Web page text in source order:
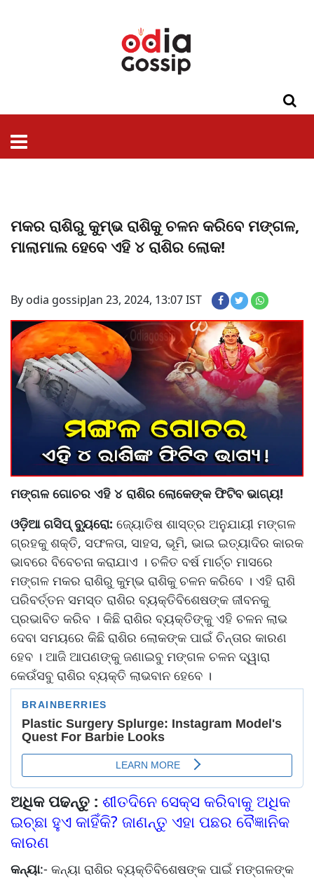
ମକର ରାଶିରୁ କୁମ୍ଭ ରାଶିକୁ ଚଳନ କରିବେ ମଙ୍ଗଳ,
ମାଲାମାଲ ହେବେ ଏହି ୪ ରାଶିର ଲୋକ!
By odia gossipJan 23, 2024, 13:07 IST
ମଙ୍ଗଳ ଗୋଚର ଏହି ୪ ରାଶିର ଲୋକେଙ୍କ ଫିଟିବ ଭାଗ୍ୟ!
ଓଡ଼ିଆ ଗସିପ୍ ବ୍ୟୁରୋ: ଜ୍ୟୋତିଷ ଶାସ୍ତ୍ର ଅନୁଯାୟୀ ମଙ୍ଗଳ
ଗ୍ରହକୁ ଶକ୍ତି, ସଫଳତା, ସାହସ, ଭୂମି, ଭାଇ ଇତ୍ୟାଦିର କାରକ
ଭାବରେ ବିବେଚନା କରାଯାଏ । ଚଳିତ ବର୍ଷ ମାର୍ଚ୍ଚ ମାସରେ
ମଙ୍ଗଳ ମକର ରାଶିରୁ କୁମ୍ଭ ରାଶିକୁ ଚଳନ କରିବେ । ଏହି ରାଶି
ପରିବର୍ତ୍ତନ ସମସ୍ତ ରାଶିର ବ୍ୟକ୍ତିବିଶେଷଙ୍କ ଜୀବନକୁ
ପ୍ରଭାବିତ କରିବ । କିଛି ରାଶିର ବ୍ୟକ୍ତିଙ୍କୁ ଏହି ଚଳନ ଲାଭ
ଦେବା ସମୟରେ କିଛି ରାଶିର ଲୋକଙ୍କ ପାଇଁ ଚିନ୍ତାର କାରଣ
ହେବ । ଆଜି ଆପଣଙ୍କୁ ଜଣାଇବୁ ମଙ୍ଗଳ ଚଳନ ଦ୍ୱାରା
କେଉଁସବୁ ରାଶିର ବ୍ୟକ୍ତି ଲାଭବାନ ହେବେ ।
ଅଧିକ ପଢନ୍ତୁ : ଶୀତଦିନେ ସେକ୍ସ କରିବାକୁ ଅଧିକ
ଇଚ୍ଛା ହୁଏ କାହିଁକି? ଜାଣନ୍ତୁ ଏହା ପଛର ବୈଜ୍ଞାନିକ
କାରଣ
କନ୍ୟା:- କନ୍ୟା ରାଶିର ବ୍ୟକ୍ତିବିଶେଷଙ୍କ ପାଇଁ ମଙ୍ଗଳଙ୍କ